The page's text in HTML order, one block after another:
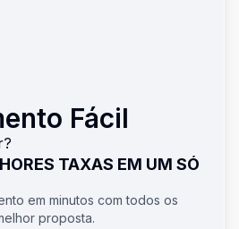
Fácil
TAXAS EM UM SÓ
em minutos com todos os
proposta.